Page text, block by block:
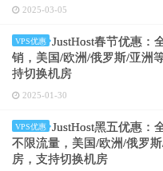
2025-03-05
VPS优惠
JustHost春节优惠：
销，美国/欧洲/俄罗斯/亚洲
持切换机房
2025-01-30
VPS优惠
JustHost黑五优惠：
不限流量，美国/欧洲/俄罗
房，支持切换机房